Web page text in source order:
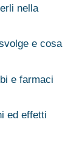
nella
e cosa
e farmaci
ed effetti